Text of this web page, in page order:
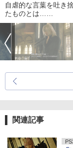
自虐的な言葉を吐き
たものとは……
関連記事